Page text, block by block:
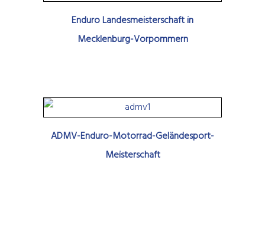
Enduro Landesmeisterschaft in
Mecklenburg-Vorpommern
ADMV-Enduro-Motorrad-Geländesport-
Meisterschaft